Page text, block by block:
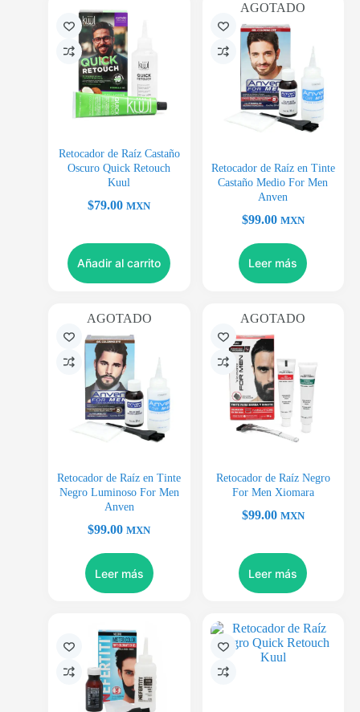
Retocador de Raíz Castaño
Oscuro Quick Retouch
Kuul
$79.00 MXN
Añadir al carrito
AGOTADO
Retocador de Raíz en Tinte
Castaño Medio For Men
Anven
$99.00 MXN
Leer más
AGOTADO
Retocador de Raíz en Tinte
Negro Luminoso For Men
Anven
$99.00 MXN
Leer más
AGOTADO
Retocador de Raíz Negro
For Men Xiomara
$99.00 MXN
Leer más